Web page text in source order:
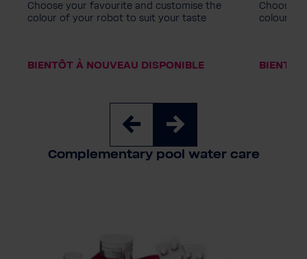
Choose your favourite and customise the
colour of your robot to suit your taste
BIENTÔT À NOUVEAU DISPONIBLE
Choose
colour of
Complementary pool water care